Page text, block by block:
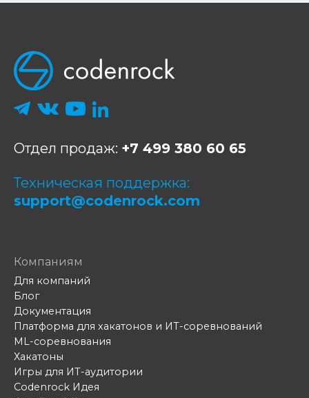
Отдел продаж: +7 499 380 60 65
Техническая поддержка:
support@codenrock.com
Компаниям
Для компаний
Блог
Документация
Платформа для хакатонов и ИТ-соревнований
ML-соревнования
Хакатоны
Игры для ИТ-аудитории
Codenrock Идея